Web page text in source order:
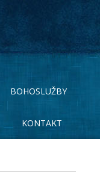
BOHOSLUŽBY
KONTAKT